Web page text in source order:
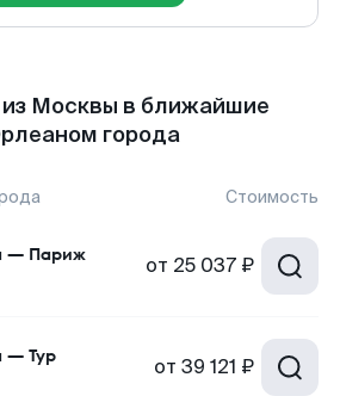
Москвы в ближайшие
города
Стоимость
— Париж от 25 037 ₽
— Тур от 39 121 ₽